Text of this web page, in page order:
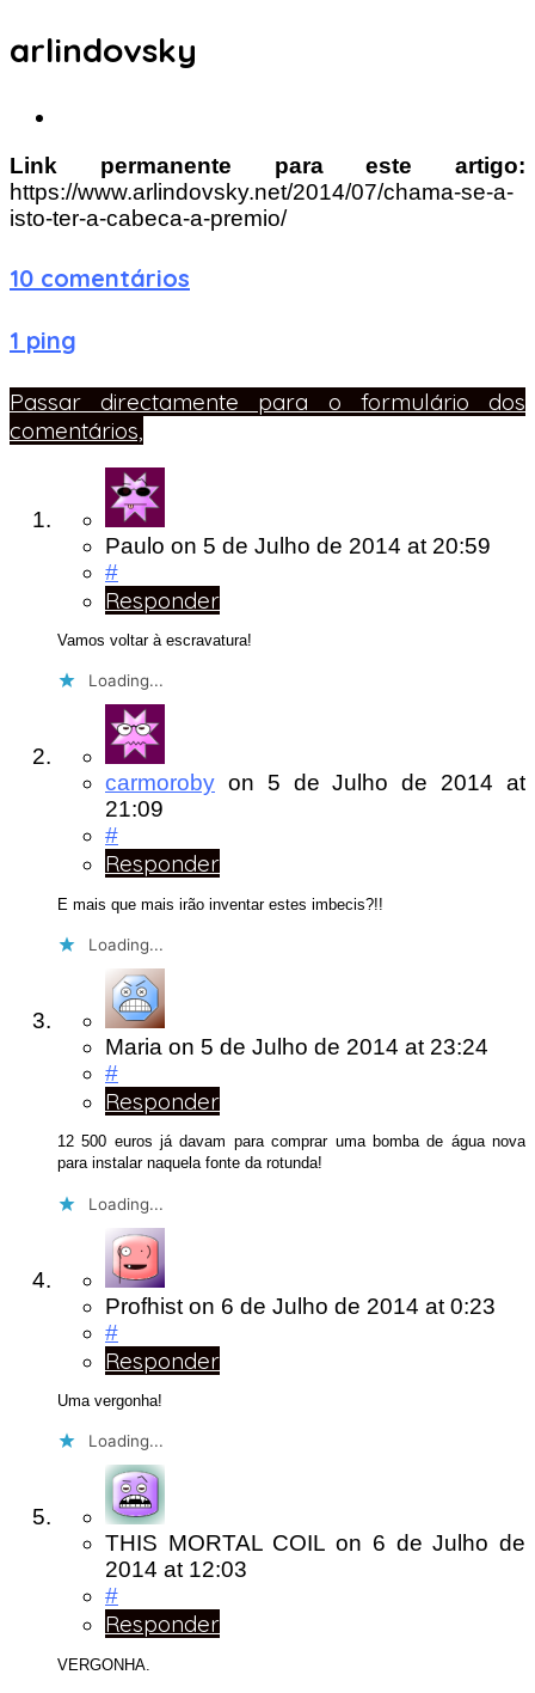
arlindovsky
Link permanente para este artigo:
https://www.arlindovsky.net/2014/07/chama-se-a-
isto-ter-a-cabeca-a-premio/
10 comentários
1 ping
Passar directamente para o formulário dos
comentários,
Paulo on 5 de Julho de 2014 at 20:59
#
Responder
Vamos voltar à escravatura!
Loading...
carmoroby on 5 de Julho de 2014at
21:09
#
Responder
E mais que mais irão inventar estes imbecis?!!
Loading...
Maria on 5 de Julho de 2014 at 23:24
#
Responder
12 500 euros já davam para comprar uma bomba de água nova
para instalar naquela fonte da rotunda!
Loading...
Profhist on 6 de Julho de 2014 at 0:23
#
Responder
Uma vergonha!
Loading...
THIS MORTAL COIL on 6 de Julho de
2014 at 12:03
#
Responder
VERGONHA.